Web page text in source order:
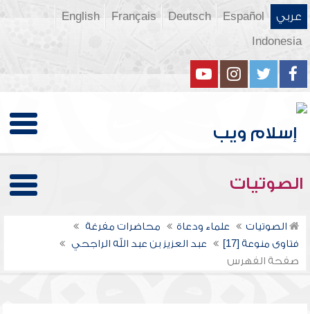
عربي Español
Deutsch
Français
English
Indonesia
الصوتيات
الصوتيات علماء ودعاة
محاضرات مفرغة
فتاوى منوعة [17]
عبد العزيز بن عبد الله الراجحي
صفحة الفهرس